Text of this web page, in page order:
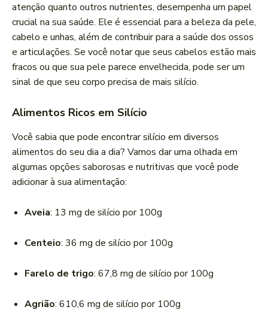
atenção quanto outros nutrientes, desempenha um papel
crucial na sua saúde. Ele é essencial para a beleza da pele,
cabelo e unhas, além de contribuir para a saúde dos ossos
e articulações. Se você notar que seus cabelos estão mais
fracos ou que sua pele parece envelhecida, pode ser um
sinal de que seu corpo precisa de mais silício.
Alimentos Ricos em Silício
Você sabia que pode encontrar silício em diversos
alimentos do seu dia a dia? Vamos dar uma olhada em
algumas opções saborosas e nutritivas que você pode
adicionar à sua alimentação:
Aveia: 13 mg de silício por 100g
Centeio: 36 mg de silício por 100g
Farelo de trigo: 67,8 mg de silício por 100g
Agrião: 610,6 mg de silício por 100g